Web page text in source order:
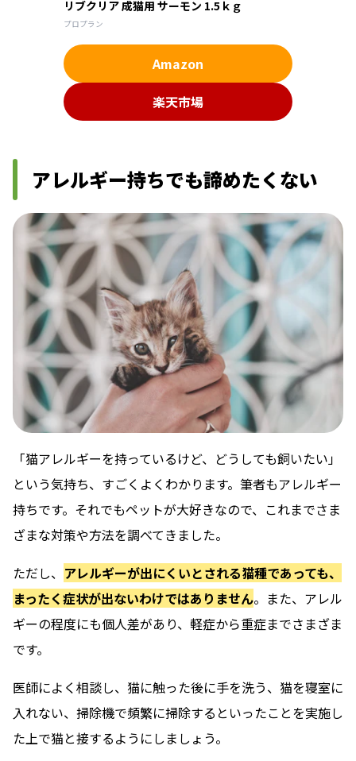
リブクリア 成猫用 サーモン 1.5ｋｇ
プロプラン
Amazon
楽天市場
アレルギー持ちでも諦めたくない
「猫アレルギーを持っているけど、どうしても飼いたい」
という気持ち、すごくよくわかります。筆者もアレルギー
持ちです。それでもペットが大好きなので、これまでさま
ざまな対策や方法を調べてきました。
ただし、 アレルギーが出にくいとされる猫種であっても、
まったく症状が出ないわけではありません。また、アレル
ギーの程度にも個人差があり、軽症から重症までさまざま
です。
医師によく相談し、猫に触った後に手を洗う、猫を寝室に
入れない、掃除機で頻繁に掃除するといったことを実施し
た上で猫と接するようにしましょう。